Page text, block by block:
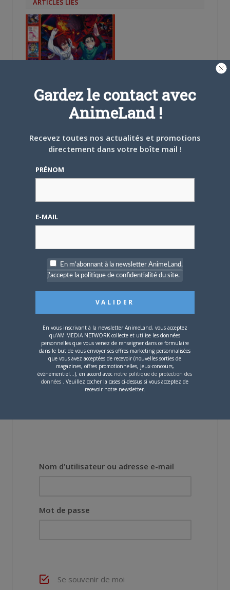
ARTICLES LIÉS
– Spécial Posters est
disponible !
4 AOÛT 2026 0
Digimon en préparation
4 JUILLET 2026 0
[Entretien] Mokochan : «
Lors des prémices du
demandé de suivre au
mieux le manga
originel.»
Vous devezvous connecterpour laisser un
Nom d'utilisateur ou adresse e-mail
Mot de passe
Se souvenir de moi
Gardez le contact avec
AnimeLand !
Recevez toutes nos actualités et promotions
directement dans votre boîte mail !
PRÉNOM
E-MAIL
En m'abonnant à la newsletter AnimeLand,
j'accepte la politique de confidentialité du site.
En vous inscrivant à la newsletter AnimeLand, vous acceptez
qu'AM MEDIA NETWORK collecte et utilise les données
personnelles que vous venez de renseigner dans ce formulaire
dans le but de vous envoyer ses offres marketing personnalisées
que vous avez acceptées de recevoir (nouvelles sorties de
magazines, offres promotionnelles, jeux-concours,
événementiel...), en accord avec notre politique de protection des
données . Veuillez cocher la cases ci-dessus si vous acceptez de
recevoir notre newsletter.